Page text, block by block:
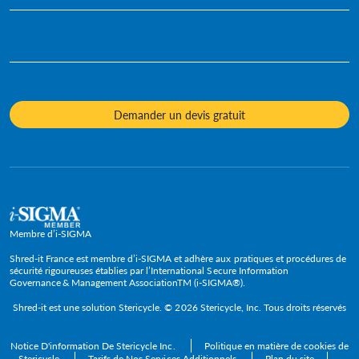
Destruction de Documents Confidentiels
Destruction de Matériel Informatique
Service Ponctuel de Destruction de Documents
Recyclage DEEE
Hôtels & Hôtellerie
Responsables informatiques
Cadres dirigeants
TPE
PME et ETI
Secteurs
Infographie
Fiches d'information
Livres blancs - Études de cas
FAQ
Développement durable
Notre culture
Procédures et valeursDemander un devis gratuit
Membre d’i-SIGMA
Shred-it France est membre d’i-SIGMA et adhère aux pratiques et procédures de
sécurité rigoureuses établies par l’International Secure Information
Governance & Management AssociationTM (i-SIGMA®).
Shred-it est une solutionStericycle. © 2026 Stericycle, Inc. Tous droits réservés
Notice D'information De Stericycle Inc.
Politique en matière de cookies de